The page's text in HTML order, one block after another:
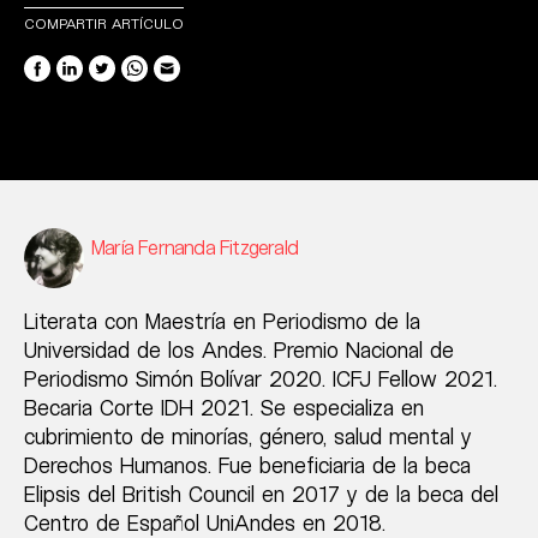
COMPARTIR ARTÍCULO
María Fernanda Fitzgerald
Literata con Maestría en Periodismo de la
Universidad de los Andes. Premio Nacional de
Periodismo Simón Bolívar 2020. ICFJ Fellow 2021.
Becaria Corte IDH 2021. Se especializa en
cubrimiento de minorías, género, salud mental y
Derechos Humanos. Fue beneficiaria de la beca
Elipsis del British Council en 2017 y de la beca del
Centro de Español UniAndes en 2018.